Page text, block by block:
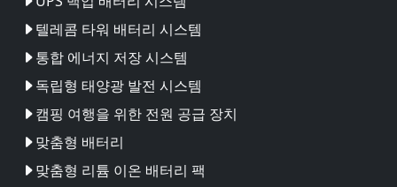
텔레콤 타워 배터리 시스템
통합 에너지 저장 시스템
독립형 태양광 발전 시스템
캠핑 여행을 위한 전원 공급 장치
맞춤형 배터리
맞춤형 리튬 이온 배터리 팩